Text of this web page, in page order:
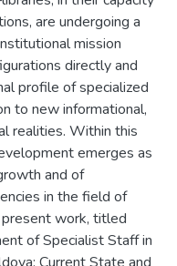
are undergoing a
mission
directly and
profile of specialized
to new informational,
realities. Within this
emerges as
and of
in the field of
present work, titled
of Specialist Staff in